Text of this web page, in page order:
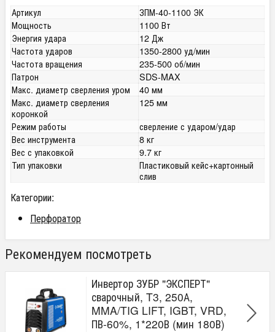
Артикул
ЗПМ-40-1100 ЭК
Мощность
1100 Вт
Энергия удара
12 Дж
Частота ударов
1350-2800 уд/мин
Частота вращения
235-500 об/мин
Патрон
SDS-MAX
Макс. диаметр сверления уром
40 мм
Макс. диаметр сверления
коронкой
125 мм
Режим работы
сверление с ударом/удар
Вес инструмента
8 кг
Вес с упаковкой
9.7 кг
Тип упаковки
Пластиковый кейс+картонный
слив
Категории:
Перфоратор
Рекомендуем посмотреть
Инвертор ЗУБР "ЭКСПЕРТ"
сварочный, T3, 250А,
MMA/TIG LIFT, IGBT, VRD,
ПВ-60%, 1*220В (мин 180В)